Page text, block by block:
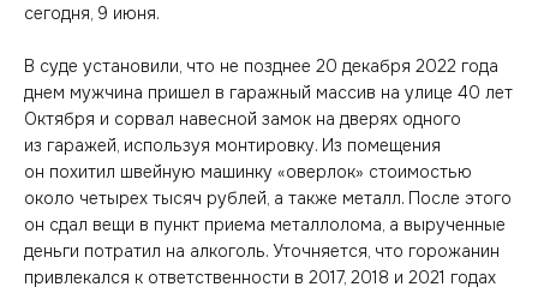
сегодня, 9 июня.
В суде установили, что не позднее 20 декабря 2022 года
днем мужчина пришел в гаражный массив на улице 40 лет
Октября и сорвал навесной замок на дверях одного
из гаражей, используя монтировку. Из помещения
он похитил швейную машинку «оверлок» стоимостью
около четырех тысяч рублей, а также металл. После этого
он сдал вещи в пункт приема металлолома, а вырученные
деньги потратил на алкоголь. Уточняется, что горожанин
привлекался к ответственности в 2017, 2018 и 2021 годах